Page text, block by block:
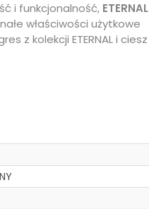
i funkcjonalność, ETERNAL
właściwości użytkowe
z kolekcji ETERNAL i ciesz